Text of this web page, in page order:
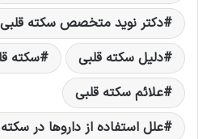
دکتر نوید متخصص سکته قلبی
دلیل سکته قلبی
سکته
علائم سکته قلبی
علل استفاده از داروها در